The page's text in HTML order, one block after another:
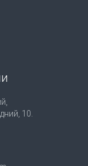
10.